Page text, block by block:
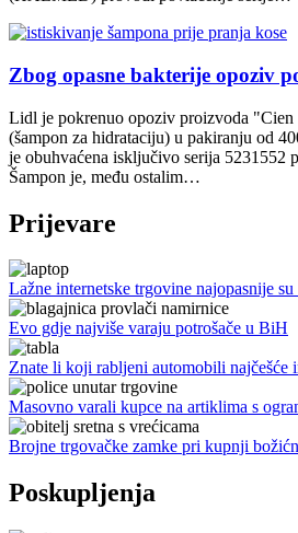
Zbog opasne bakterije opoziv
Lidl je pokrenuo opoziv proizvoda "Cien
(šampon za hidrataciju) u pakiranju od
je obuhvaćena isključivo serija 5231552
Šampon je, među ostalim…
Prijevare
Lažne internetske trgovine najopasnije
Evo gdje najviše varaju potrošače u BiH
Znate li koji rabljeni automobili
Masovno varali kupce na artiklima s
Brojne trgovačke zamke pri kupnji
Poskupljenja